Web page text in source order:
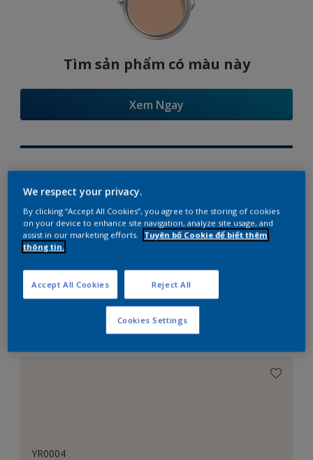
Tìm sản phẩm có màu này
Xem Ngay
Try Our Visualizer App
Gợi ý phối màu
The Perfect White
YR0004
We respect your privacy.
By clicking “Accept All Cookies”, you agree to the storing of cookies
on your device to enhance site navigation, analyze site usage, and
assist in our marketing efforts.
Tuyên bố Cookie để biết thêm
thông tin.
Reject All
Accept All Cookies
Cookies Settings